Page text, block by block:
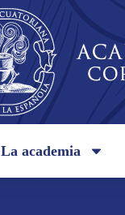
La academia